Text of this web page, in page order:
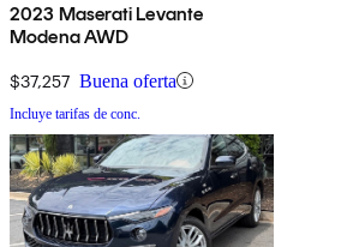
2023 Maserati Levante
Modena AWD
$37,257 Buena oferta
Incluye tarifas de conc.